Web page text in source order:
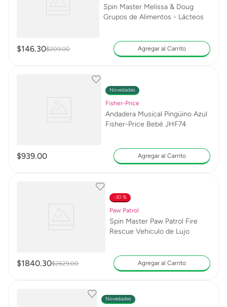
Spin Master Melissa & Doug
Grupos de Alimentos - Lácteos
$146.30$209.00 Agregar al Carrito
Novedades
Fisher-Price
Andadera Musical Pingüino Azul
Fisher-Price Bebé JHF74
$939.00 Agregar al Carrito
30 %
Paw Patrol
Spin Master Paw Patrol Fire
Rescue Vehiculo de Lujo
$1840.30$2629.00 Agregar al Carrito
Novedades